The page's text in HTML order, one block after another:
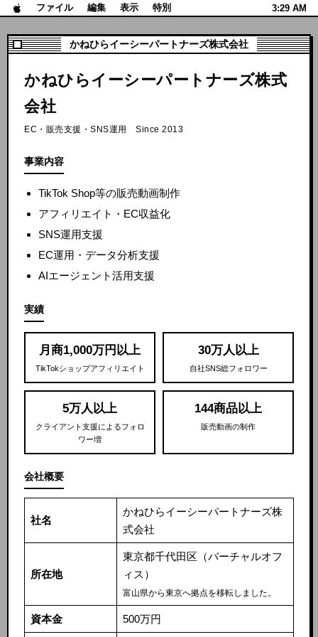
ファイル 編集 表示 特別 3:29 AM
かねひらイーシーパートナーズ株式会社
かねひらイーシーパートナーズ株式
会社
EC・販売支援・SNS運用 Since 2013
事業内容
TikTok Shop等の販売動画制作
アフィリエイト・EC収益化
SNS運用支援
EC運用・データ分析支援
AIエージェント活用支援
実績
月商1,000万円以上
TikTokショップアフィリエイト
30万人以上
自社SNS総フォロワー
5万人以上
クライアント支援によるフォロ
ワー増
144商品以上
販売動画の制作
会社概要
社名
かねひらイーシーパートナーズ株
式会社
所在地
東京都千代田区（バーチャルオフ
ィス）
富山県から東京へ拠点を移転しました。
資本金 500万円